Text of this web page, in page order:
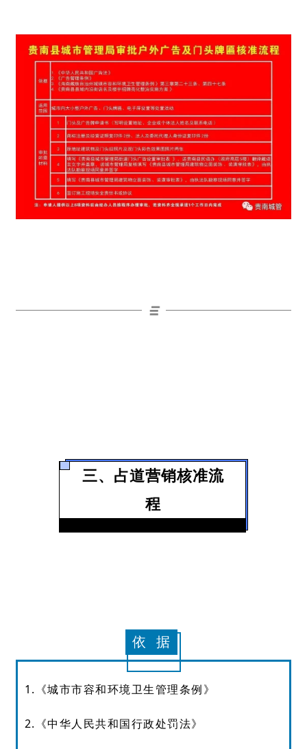
三、占道营销核准流
程
依 据
1.《城市市容和环境卫生管理条例》
2.《中华人民共和国行政处罚法》